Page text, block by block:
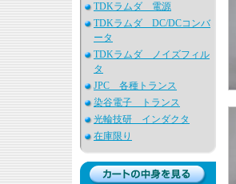
TDKラムダ 電源
TDKラムダ DC/DCコンバ
ータ
TDKラムダ ノイズフィル
タ
JPC 各種トランス
染谷電子 トランス
光輪技研 インダクタ
在庫限り